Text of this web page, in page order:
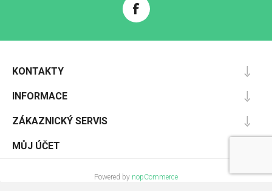
KONTAKTY
INFORMACE
ZÁKAZNICKÝ SERVIS
MŮJ ÚČET
Powered by nopCommerce